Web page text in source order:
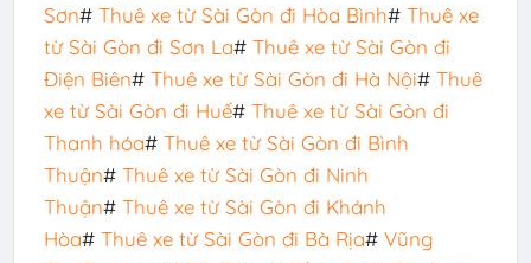
Sơn# Thuê xe từ Sài Gòn đi Hòa Bình# Thuê xe
từ Sài Gòn đi Sơn La# Thuê xe từ Sài Gòn đi
Điện Biên# Thuê xe từ Sài Gòn đi Hà Nội# Thuê
xe từ Sài Gòn đi Huế# Thuê xe từ Sài Gòn đi
Thanh hóa# Thuê xe từ Sài Gòn đi Bình
Thuận# Thuê xe từ Sài Gòn đi Ninh
Thuận# Thuê xe từ Sài Gòn đi Khánh
Hòa# Thuê xe từ Sài Gòn đi Bà Rịa# Vũng